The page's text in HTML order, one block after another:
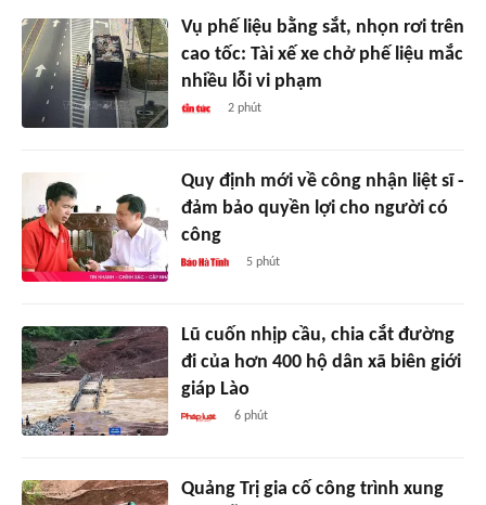
Vụ phế liệu bằng sắt, nhọn rơi trên
cao tốc: Tài xế xe chở phế liệu mắc
nhiều lỗi vi phạm
2 phút
Quy định mới về công nhận liệt sĩ -
đảm bảo quyền lợi cho người có
công
5 phút
Lũ cuốn nhịp cầu, chia cắt đường
đi của hơn 400 hộ dân xã biên giới
giáp Lào
6 phút
Quảng Trị gia cố công trình xung